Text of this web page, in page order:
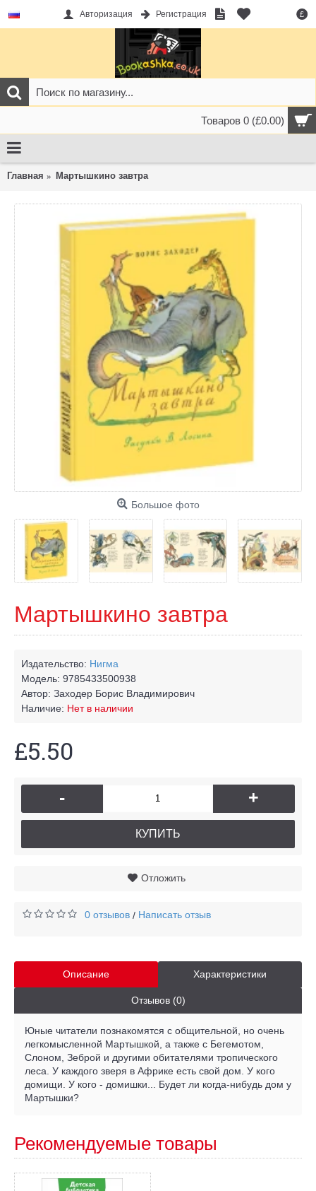
£
Авторизация Регистрация
Товаров 0 (£0.00)
Главная Мартышкино завтра
Большое фото
Мартышкино завтра
Издательство: Нигма
Модель: 9785433500938
Автор: Заходер Борис Владимирович
Наличие: Нет в наличии
£5.50
- +
КУПИТЬ
Отложить
0 отзывов / Написать отзыв
Описание Характеристики
Отзывов (0)
Юные читатели познакомятся с общительной, но очень
легкомысленной Мартышкой, а также с Бегемотом,
Слоном, Зеброй и другими обитателями тропического
леса. У каждого зверя в Африке есть свой дом. У кого
домищи. У кого - домишки... Будет ли когда-нибудь дом у
Мартышки?
Рекомендуемые товары